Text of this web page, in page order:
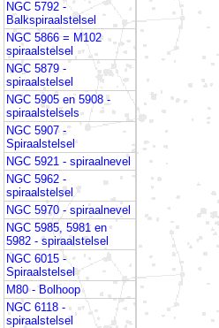
NGC 5792 -
Balkspiraalstelsel
NGC 5866 = M102
spiraalstelsel
NGC 5879 -
spiraalstelsel
NGC 5905 en 5908 -
spiraalstelsels
NGC 5907 -
Spiraalstelsel
NGC 5921 - spiraalnevel
NGC 5962 -
spiraalstelsel
NGC 5970 - spiraalnevel
NGC 5985, 5981 en
5982 - spiraalstelsel
NGC 6015 -
Spiraalstelsel
M80 - Bolhoop
NGC 6118 -
spiraalstelsel